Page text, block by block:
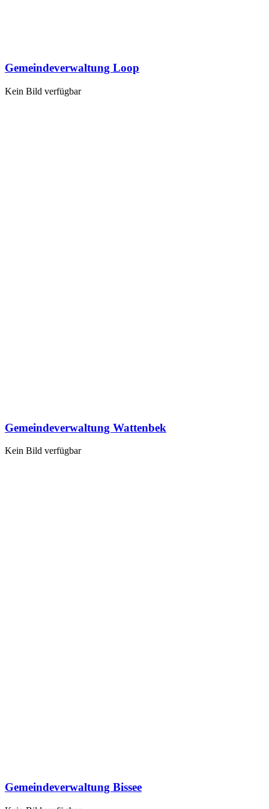
Gemeindeverwaltung Loop
Kein Bild verfügbar
Gemeindeverwaltung Wattenbek
Kein Bild verfügbar
Gemeindeverwaltung Bissee